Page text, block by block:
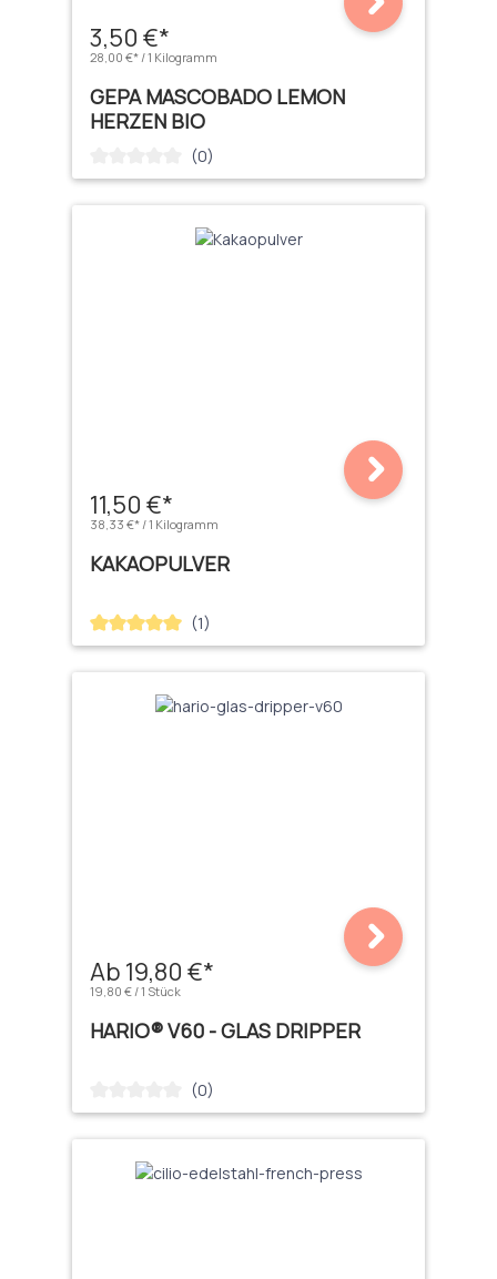
3,50 €*
28,00 €* / 1 Kilogramm
GEPA MASCOBADO LEMON
HERZEN BIO
Durchschnittliche Bewertung von 0 von 5 Sternen
(0)
11,50 €*
38,33 €* / 1 Kilogramm
KAKAOPULVER
Durchschnittliche Bewertung von 5 von 5 Sternen
(1)
Ab 19,80 €*
19,80 € / 1 Stück
HARIO® V60 - GLAS DRIPPER
Durchschnittliche Bewertung von 0 von 5 Sternen
(0)